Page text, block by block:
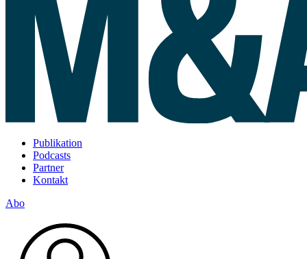
Publikation
Podcasts
Partner
Kontakt
Abo